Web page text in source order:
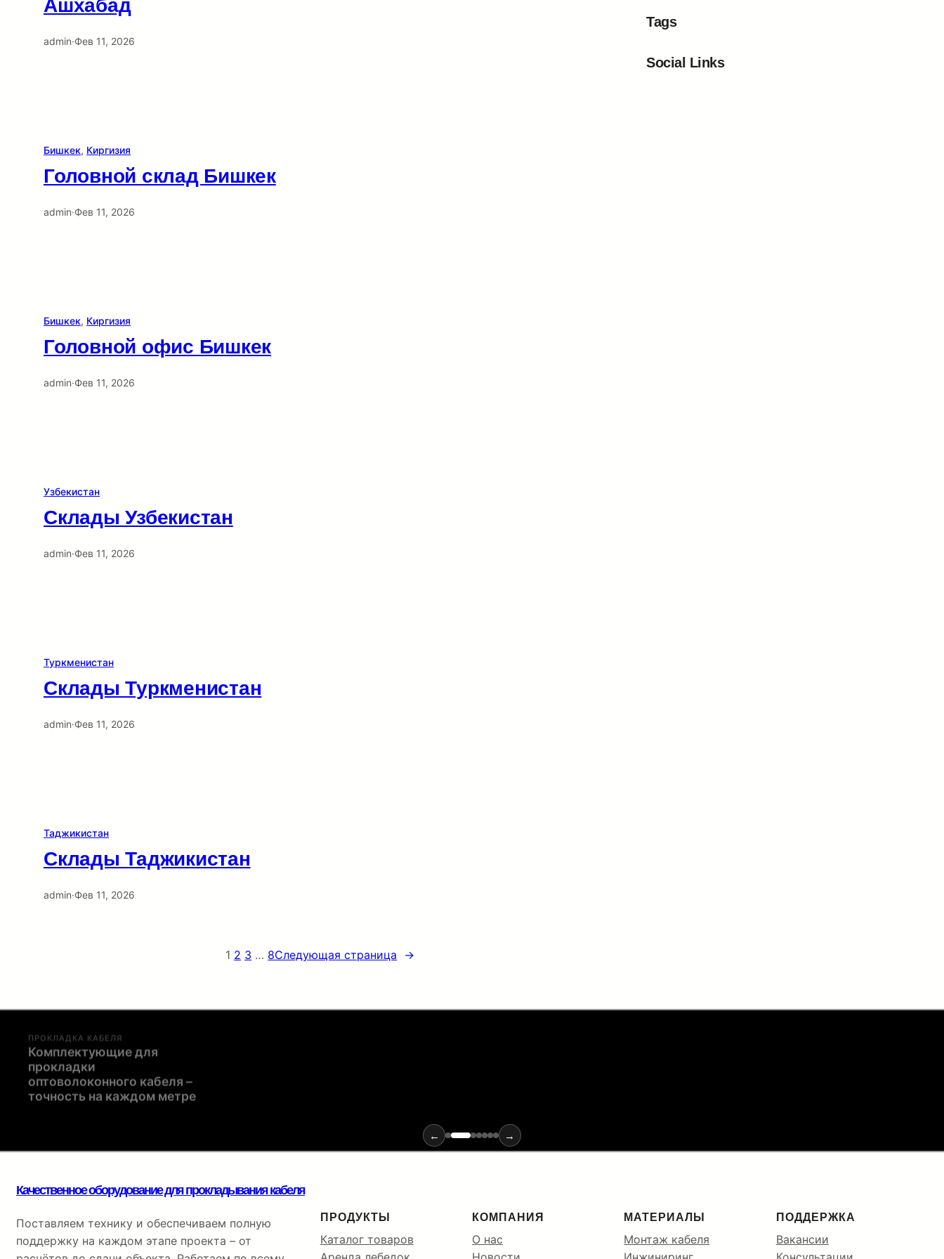
Ашхабад
admin·Фев 11, 2026
Бишкек, Киргизия
Головной склад Бишкек
admin·Фев 11, 2026
Бишкек, Киргизия
Головной офис Бишкек
admin·Фев 11, 2026
Узбекистан
Склады Узбекистан
admin·Фев 11, 2026
Туркменистан
Склады Туркменистан
admin·Фев 11, 2026
Таджикистан
Склады Таджикистан
admin·Фев 11, 2026
1 2 3 … 8Следующая страница →
Tags
Social Links
ПРОКЛАДКА КАБЕЛЯ
Комплектующие для
прокладки
оптоволоконного кабеля –
точность на каждом метре
← →
Качественное оборудование для прокладывания кабеля
Поставляем технику и обеспечиваем полную
поддержку на каждом этапе проекта – от
ПРОДУКТЫ
Каталог товаров
КОМПАНИЯ
О нас
МАТЕРИАЛЫ
Монтаж кабеля
ПОДДЕРЖКА
Вакансии